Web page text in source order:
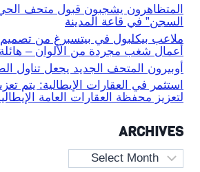
المتظاهرون يشجبون قبول متحف الحي
السجن” في قاعة المدينة
ملاعب بيكلبول في بيتسبرغ من
أعمال شغب مجردة من الألوان – هائلة
أوبيرون المتحف الجديد يجعل تناول
استثمر في العقارات الإيطالية: يتم
لتعزيز محفظة العقارات العامة
ARCHIVES
Archives